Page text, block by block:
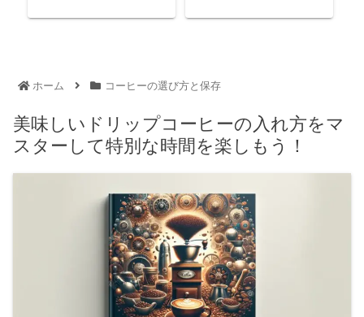
ホーム コーヒーの選び方と保存
美味しいドリップコーヒーの入れ方をマ
スターして特別な時間を楽しもう！